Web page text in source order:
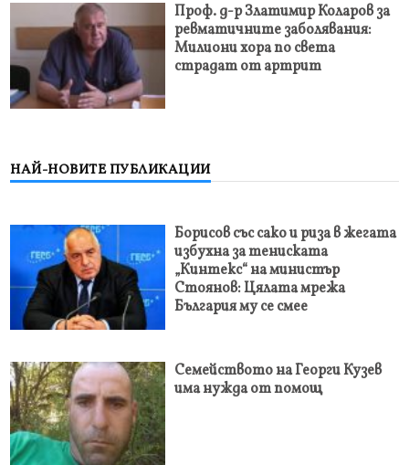
Проф. д-р Златимир Коларов за
ревматичните заболявания:
Милиони хора по света
страдат от артрит
НАЙ-НОВИТЕ ПУБЛИКАЦИИ
Борисов със сако и риза в жегата
избухна за тениската
„Кинтекс“ на министър
Стоянов: Цялата мрежа
България му се смее
Семейството на Георги Кузев
има нужда от помощ